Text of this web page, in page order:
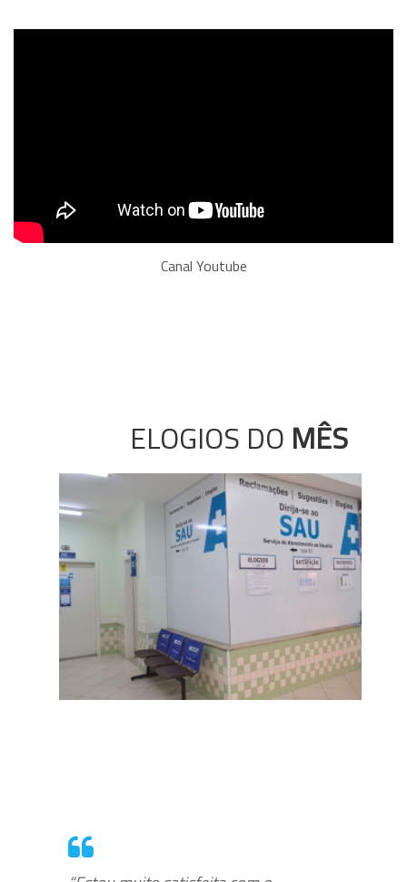
Canal Youtube
ELOGIOS DO MÊS